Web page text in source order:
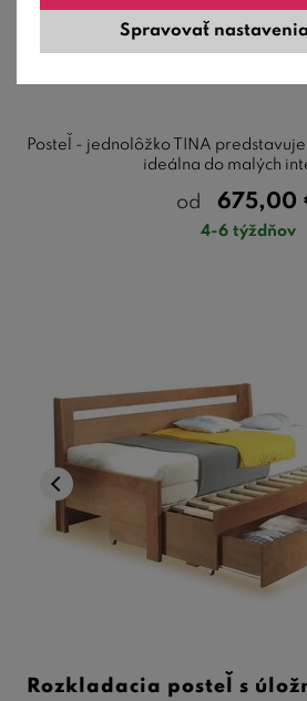
Posteľ - jednolôžko TINA s
Posteľ - jednolôžko TINA
ideálna do malých
od 675,00
4-6 týždňov
Rozkladacia posteľ s
Spravovať